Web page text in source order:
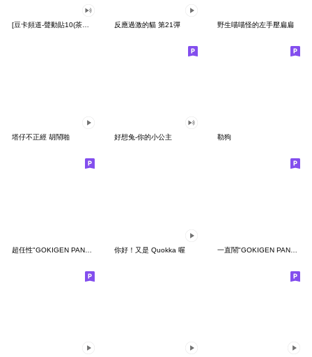
反應過激的貓 第21彈 野生喵喵怪的左手壓扁扁
塔仔不正經 胡鬧啪 好想兔-你的小公主 勒狗
你好！又是 Quokka 喔 一直鬧"GOKIGEN PANDA" 台灣版